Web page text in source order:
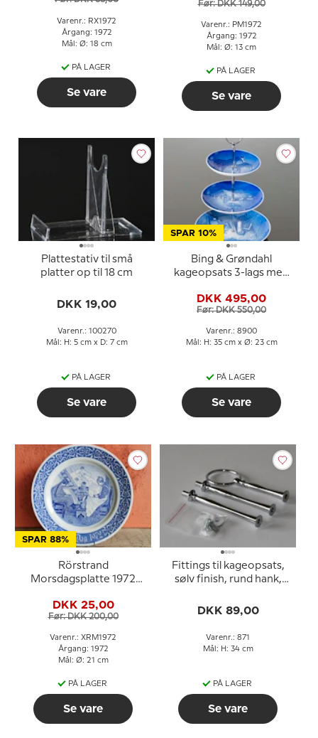
Varenr.: RX1972
Årgang: 1972
Mål: Ø: 18 cm
PÅ LAGER
Se vare
Før: DKK 149,00
Varenr.: PM1972
Årgang: 1972
Mål: Ø: 13 cm
PÅ LAGER
Se vare
Plattestativ til små
platter op til 18 cm
DKK 19,00
Varenr.: 100270
Mål: H: 5 cm x D: 7 cm
PÅ LAGER
Se vare
SPAR 10%
Bing & Grøndahl
kageopsats 3-lags med
DKK 495,00
Før: DKK 550,00
Varenr.: 8900
Mål: H: 35 cm x Ø: 23 cm
PÅ LAGER
Se vare
SPAR 88%
Rörstrand
Morsdagsplatte 1972
der og bæller ærter
DKK 25,00
Før: DKK 200,00
Varenr.: XRM1972
Årgang: 1972
Mål: Ø: 21 cm
PÅ LAGER
Se vare
Fittings til kageopsats,
sølv finish, rund hank,
DKK 89,00
Varenr.: 871
Mål: H: 34 cm
PÅ LAGER
Se vare